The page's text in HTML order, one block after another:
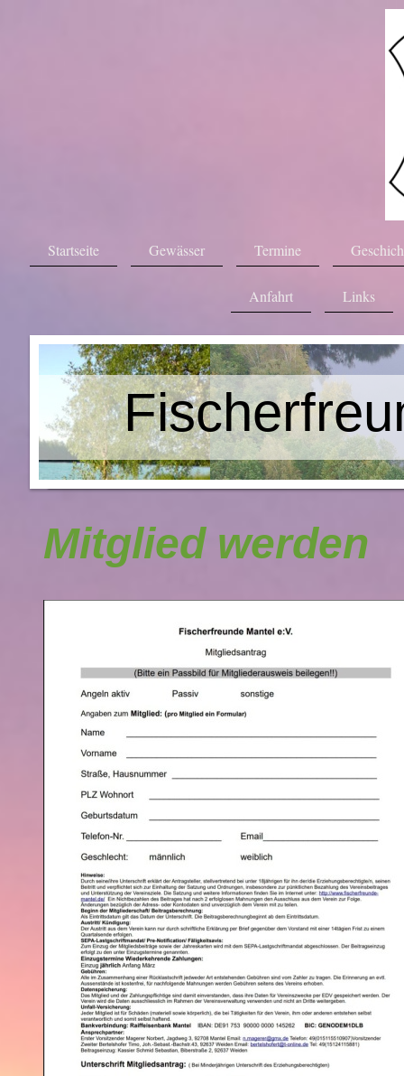
Startseite Gewässer Termine
Anfahrt Links
Mitglied werden